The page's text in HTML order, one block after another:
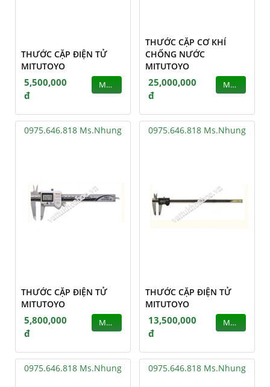
THƯỚC CẶP ĐIỆN TỬ
MITUTOYO
5,500,000
đ
MUA
THƯỚC CẶP CƠ KHÍ
CHỐNG NƯỚC
MITUTOYO
25,000,000
đ
MUA
0975.646.818 Ms.Nhung
THƯỚC CẶP ĐIỆN TỬ
MITUTOYO
5,800,000
đ
MUA
0975.646.818 Ms.Nhung
THƯỚC CẶP ĐIỆN TỬ
MITUTOYO
13,500,000
đ
MUA
0975.646.818 Ms.Nhung 0975.646.818 Ms.Nhung